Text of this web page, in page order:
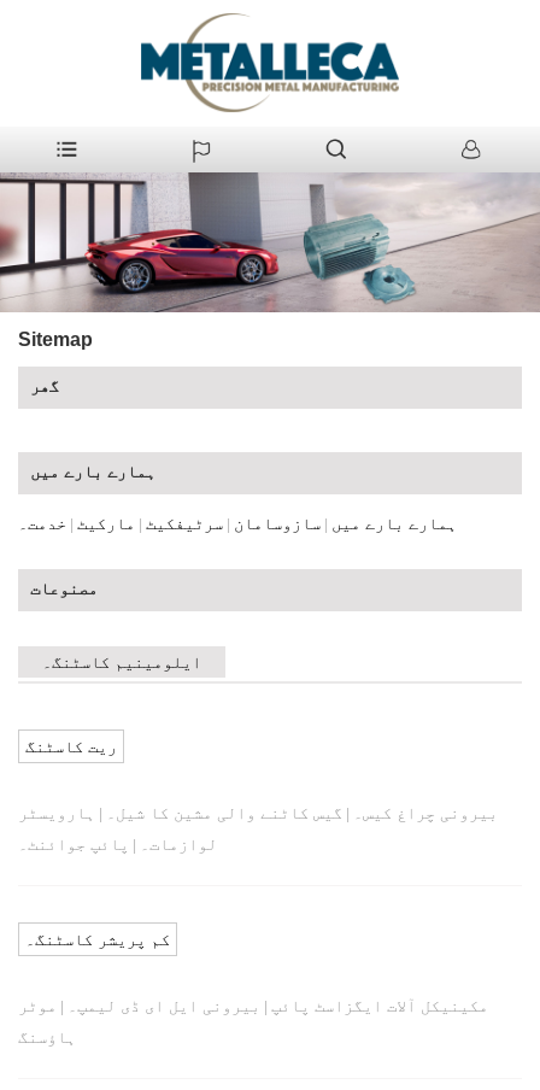
Sitemap
گھر
ہمارے بارے میں
ہمارے بارے میں سازوسامان سرٹیفکیٹ مارکیٹ خدمت۔
مصنوعات
ایلومینیم کاسٹنگ۔
ریت کاسٹنگ
بیرونی چراغ کیس۔ گیس کاٹنے والی مشین کا شیل۔
ہارویسٹر
لوازمات۔
پائپ جوائنٹ۔
کم پریشر کاسٹنگ۔
مکینیکل آلات ایگزاسٹ پائپ بیرونی ایل ای ڈی لیمپ۔
موٹر
ہاؤسنگ